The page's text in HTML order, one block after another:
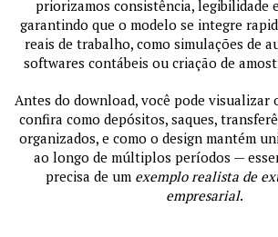
priorizamos consistência, legibilidade
garantindo que o modelo se integre
reais de trabalho, como simulações de
softwares contábeis ou criação de
Antes do download, você pode
confira como depósitos, saques,
organizados, e como o design mantém
ao longo de múltiplos períodos —
precisa de um exemplo realista de
empresarial.